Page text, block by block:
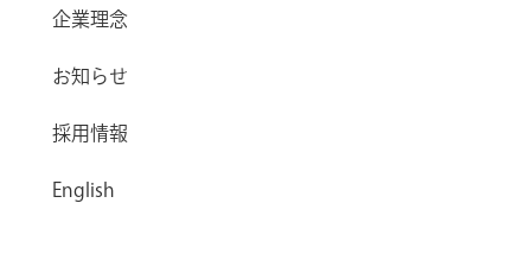
企業理念
お知らせ
採用情報
English